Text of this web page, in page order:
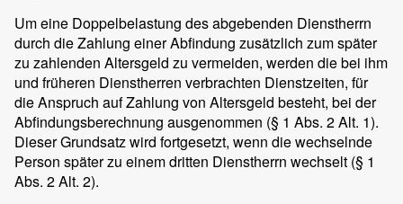
Um eine Doppelbelastung des abgebenden Dienstherrn
durch die Zahlung einer Abfindung zusätzlich zum später
zu zahlenden Altersgeld zu vermeiden, werden die bei ihm
und früheren Dienstherren verbrachten Dienstzeiten, für
die Anspruch auf Zahlung von Altersgeld besteht, bei der
Abfindungsberechnung ausgenommen (§ 1 Abs. 2 Alt. 1).
Dieser Grundsatz wird fortgesetzt, wenn die wechselnde
Person später zu einem dritten Dienstherrn wechselt (§ 1
Abs. 2 Alt. 2).